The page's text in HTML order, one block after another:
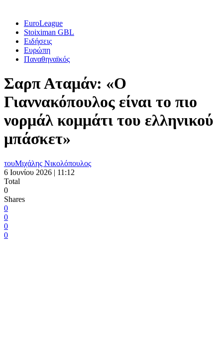
EuroLeague
Stoiximan GBL
Ειδήσεις
Ευρώπη
Παναθηναϊκός
Σαρπ Αταμάν: «Ο
Γιαννακόπουλος είναι το πιο
νορμάλ κομμάτι του ελληνικού
μπάσκετ»
τουΜιχάλης Νικολόπουλος
6 Ιουνίου 2026 | 11:12
Total
0
Shares
0
0
0
0